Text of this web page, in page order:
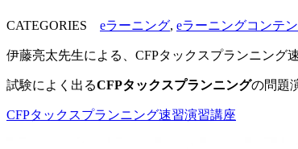
CATEGORIES eラーニング, eラーニングコンテ
伊藤亮太先生による、CFPタックスプランニング
試験によく出るCFPタックスプランニングの問題
CFPタックスプランニング速習演習講座